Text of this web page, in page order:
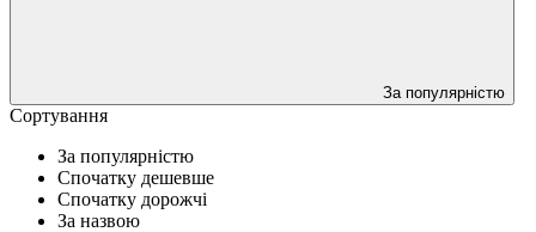
За популярністю
Сортування
За популярністю
Спочатку дешевше
Спочатку дорожчі
За назвою